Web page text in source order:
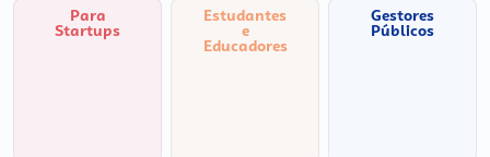
Para
Startups
Estudantes
e
Educadores
Gestores
Públicos